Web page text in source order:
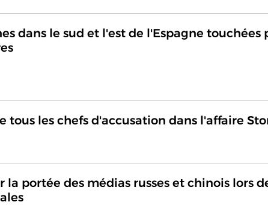
dans le sud et l'est de l'Espagne touchées
tous les chefs d'accusation dans l'affaire
portée des médias russes et chinois lors